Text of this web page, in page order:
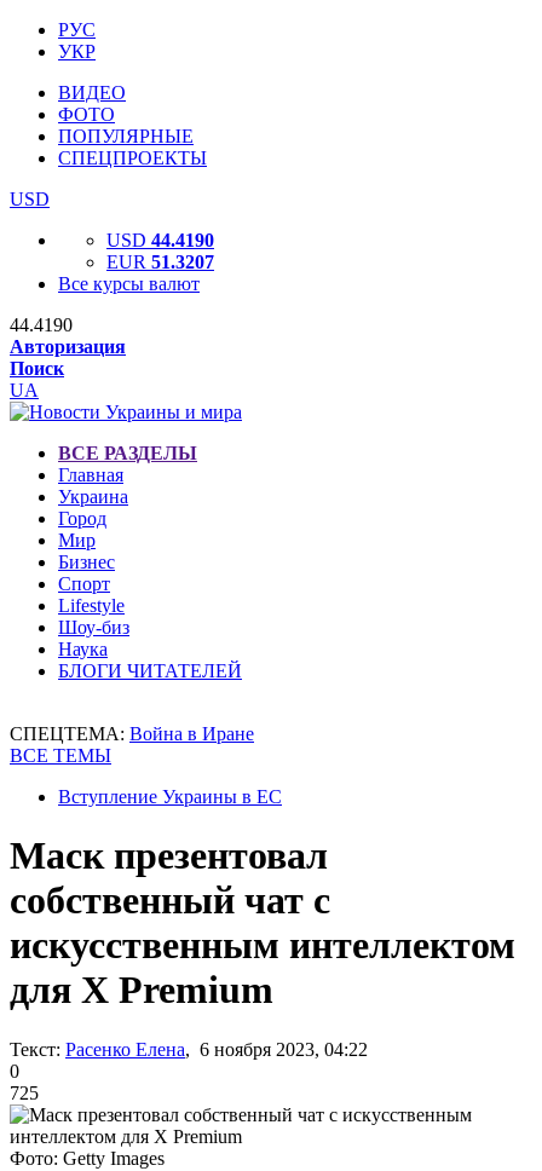
РУС
УКР
ВИДЕО
ФОТО
ПОПУЛЯРНЫЕ
СПЕЦПРОЕКТЫ
USD
USD 44.4190
EUR 51.3207
Все курсы валют
44.4190
Авторизация
Поиск
UA
ВСЕ РАЗДЕЛЫ
Главная
Украина
Город
Мир
Бизнес
Спорт
Lifestyle
Шоу-биз
Наука
БЛОГИ ЧИТАТЕЛЕЙ
СПЕЦТЕМА: Война в Иране
ВСЕ ТЕМЫ
Вступление Украины в ЕС
Маск презентовал
собственный чат с
искусственным интеллектом
для X Premium
Текст: Расенко Елена, 6 ноября 2023, 04:22
0
725
Фото: Getty Images